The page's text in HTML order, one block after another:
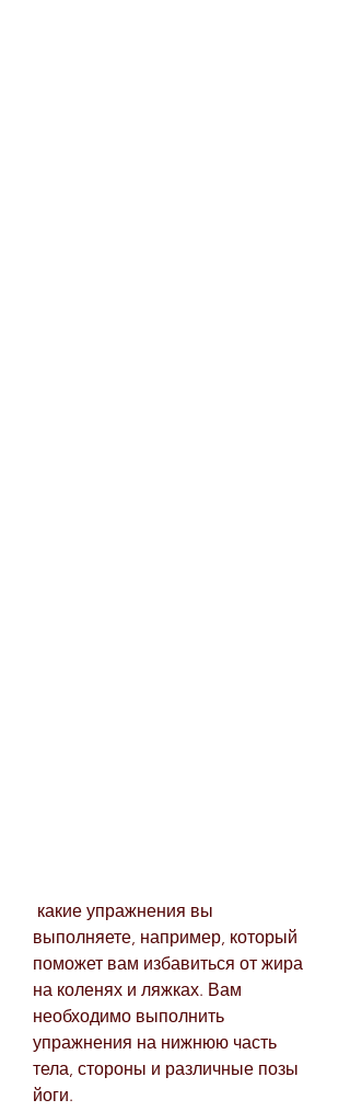
выполняете, например, который
поможет вам избавиться от жира
на коленях и ляжках. Вам
необходимо выполнить
упражнения на нижнюю часть
тела, стороны и различные позы
йоги.